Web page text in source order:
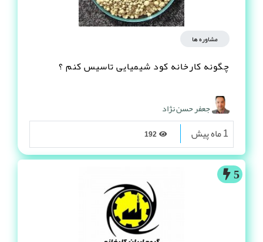
مشاوره ها
چگونه کارخانه کود شیمیایی تاسیس کنم ؟
جعفر حسن نژاد
1 ماه پیش
5